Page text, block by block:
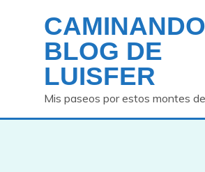
contenidoBLOG DE
LUISFER
Mis paseos por estos montes